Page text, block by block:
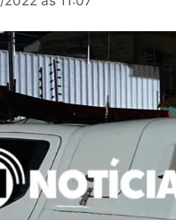
2022 às 11:07